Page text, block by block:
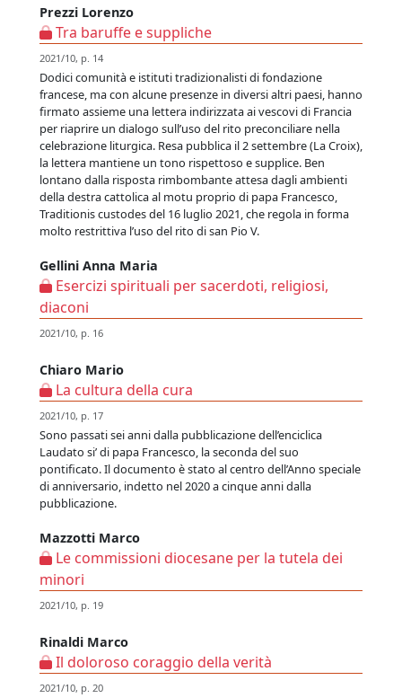
Prezzi Lorenzo
Tra baruffe e suppliche
2021/10, p. 14
Dodici comunità e istituti tradizionalisti di fondazione
francese, ma con alcune presenze in diversi altri paesi, hanno
firmato assieme una lettera indirizzata ai vescovi di Francia
per riaprire un dialogo sull’uso del rito preconciliare nella
celebrazione liturgica. Resa pubblica il 2 settembre (La Croix),
la lettera mantiene un tono rispettoso e supplice. Ben
lontano dalla risposta rimbombante attesa dagli ambienti
della destra cattolica al motu proprio di papa Francesco,
Traditionis custodes del 16 luglio 2021, che regola in forma
molto restrittiva l’uso del rito di san Pio V.
Gellini Anna Maria
Esercizi spirituali per sacerdoti, religiosi,
diaconi
2021/10, p. 16
Chiaro Mario
La cultura della cura
2021/10, p. 17
Sono passati sei anni dalla pubblicazione dell’enciclica
Laudato si’ di papa Francesco, la seconda del suo
pontificato. Il documento è stato al centro dell’Anno speciale
di anniversario, indetto nel 2020 a cinque anni dalla
pubblicazione.
Mazzotti Marco
Le commissioni diocesane per la tutela dei
minori
2021/10, p. 19
Rinaldi Marco
Il doloroso coraggio della verità
2021/10, p. 20